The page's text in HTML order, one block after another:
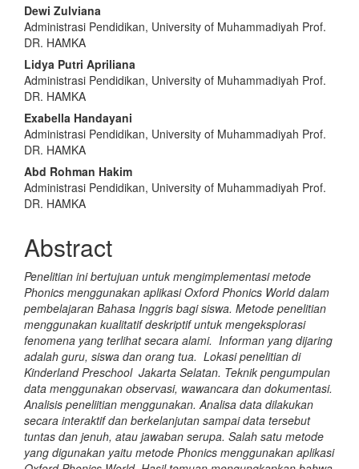
Content
Dewi Zulviana
Administrasi Pendidikan, University of Muhammadiyah Prof.
DR. HAMKA
Lidya Putri Apriliana
Administrasi Pendidikan, University of Muhammadiyah Prof.
DR. HAMKA
Exabella Handayani
Administrasi Pendidikan, University of Muhammadiyah Prof.
DR. HAMKA
Abd Rohman Hakim
Administrasi Pendidikan, University of Muhammadiyah Prof.
DR. HAMKA
Abstract
Penelitian ini bertujuan untuk mengimplementasi metode
Phonics menggunakan aplikasi Oxford Phonics World dalam
pembelajaran Bahasa Inggris bagi siswa. Metode penelitian
menggunakan kualitatif deskriptif untuk mengeksplorasi
fenomena yang terlihat secara alami. Informan yang dijaring
adalah guru, siswa dan orang tua. Lokasi penelitian di
Kinderland Preschool Jakarta Selatan. Teknik pengumpulan
data menggunakan observasi, wawancara dan dokumentasi.
Analisis peneliitian menggunakan. Analisa data dilakukan
secara interaktif dan berkelanjutan sampai data tersebut
tuntas dan jenuh, atau jawaban serupa. Salah satu metode
yang digunakan yaitu metode Phonics menggunakan aplikasi